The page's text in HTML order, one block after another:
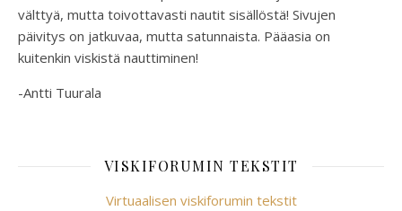
välttyä, mutta toivottavasti nautit sisällöstä! Sivujen
päivitys on jatkuvaa, mutta satunnaista. Pääasia on
kuitenkin viskistä nauttiminen!
-Antti Tuurala
VISKIFORUMIN TEKSTIT
Virtuaalisen viskiforumin tekstit